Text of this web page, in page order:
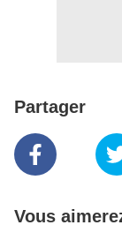
Partager
Vous